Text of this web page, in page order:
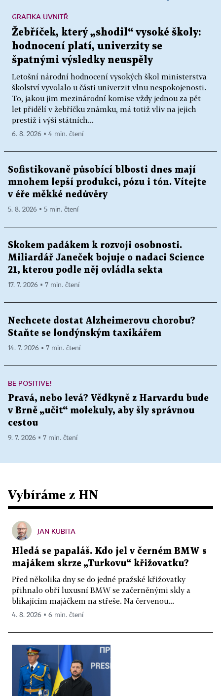
Žebříček, který „shodil“ vysoké školy:
hodnocení platí, univerzity se
špatnými výsledky neuspěly
Letošní národní hodnocení vysokých škol ministerstva
školství vyvolalo u části univerzit vlnu nespokojenosti.
To, jakou jim mezinárodní komise vždy jednou za pět
let přidělí v žebříčku známku, má totiž vliv na jejich
prestiž i výši státních...
GRAFIKA UVNITŘ
6. 8. 2026 ▪ 4 min. čtení
Sofistikovaně působící blbosti dnes mají
mnohem lepší produkci, pózu i tón. Vítejte
v éře měkké nedůvěry
5. 8. 2026 ▪ 5 min. čtení
Skokem padákem k rozvoji osobnosti.
Miliardář Janeček bojuje o nadaci Science
21, kterou podle něj ovládla sekta
17. 7. 2026 ▪ 7 min. čtení
Nechcete dostat Alzheimerovu chorobu?
Staňte se londýnským taxikářem
14. 7. 2026 ▪ 7 min. čtení
BE POSITIVE!
Pravá, nebo levá? Vědkyně z Harvardu bude
v Brně „učit“ molekuly, aby šly správnou
cestou
9. 7. 2026 ▪ 7 min. čtení
Vybíráme z HN
JAN KUBITA
Hledá se papaláš. Kdo jel v černém BMW s
majákem skrze „Turkovu“ křižovatku?
Před několika dny se do jedné pražské křižovatky
přihnalo obří luxusní BMW se začerněnými skly a
blikajícím majáčkem na střeše. Na červenou...
4. 8. 2026 ▪ 6 min. čtení